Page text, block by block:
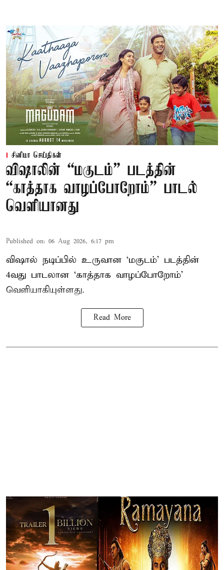
சினிமா செய்திகள்
விஷாலின் “மகுடம்” படத்தின்
“காத்தாக வாழப்போறோம்” பாடல்
வெளியானது
Published on: 06 Aug 2026, 6:17 pm
விஷால் நடிப்பில் உருவான ‘மகுடம்’ படத்தின்
4வது பாடலான ‘காத்தாக வாழப்போறோம்’
வெளியாகியுள்ளது.
Read More